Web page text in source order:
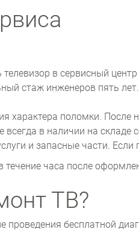
в сервисный
стаж инженеров пять
характера поломки. После
в наличии на складе
и запасные части.
течение часа после
ТВ?
проведения бесплатной